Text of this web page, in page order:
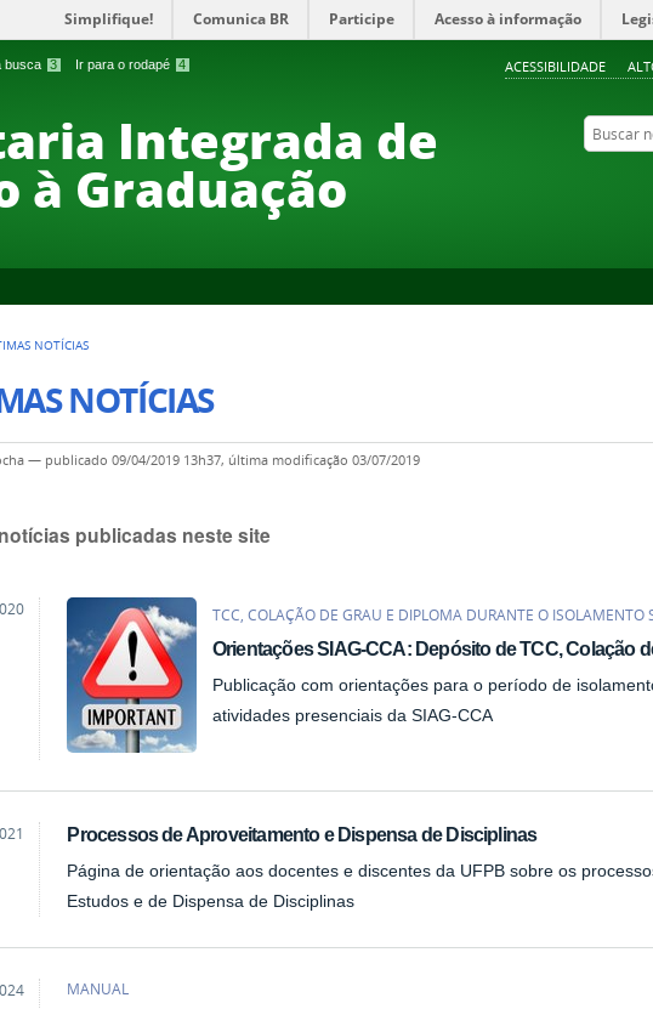
busca 3 Ir para o rodapé 4 ACESSIBILIDADE
Simplifique! Comunica BR Participe Acesso à informação
Integrada de
Graduação
Buscar no
NOTÍCIAS
NOTÍCIAS
— publicado 09/04/2019 13h37, última modificação 03/07/2019
publicadas neste site
TCC, COLAÇÃO DE GRAU E DIPLOMA DURANTE O ISOLAMENTO
Orientações SIAG-CCA: Depósito de TCC, Colação
Publicação com orientações para o período de
atividades presenciais da SIAG-CCA
Processos de Aproveitamento e Dispensa de Disciplinas
Página de orientação aos docentes e discentes da UFPB sobre os
Estudos e de Dispensa de Disciplinas
MANUAL